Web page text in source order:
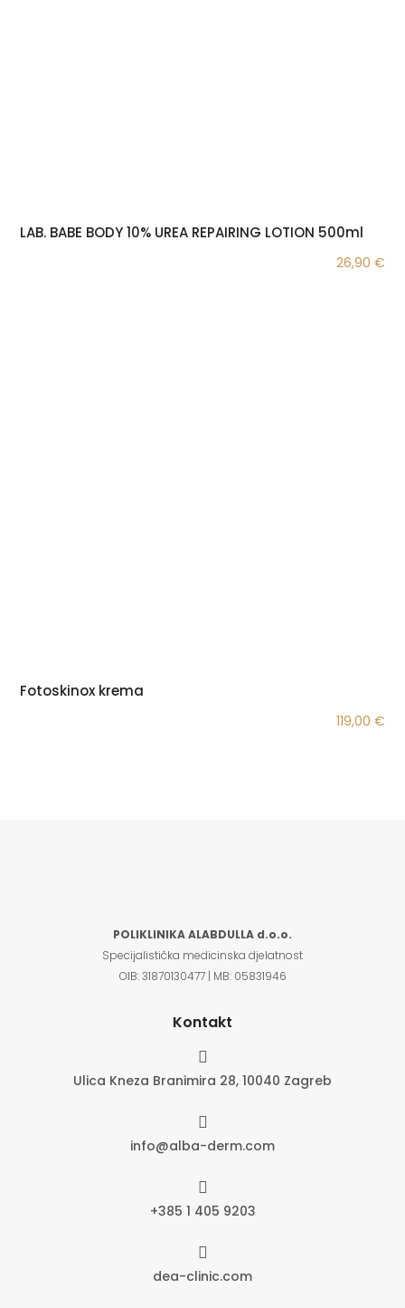
LAB. BABE BODY 10% UREA REPAIRING LOTION 500ml
26,90 €
Fotoskinox krema
119,00 €
POLIKLINIKA ALABDULLA d.o.o.
Specijalistička medicinska djelatnost
OIB:31870130477 | MB: 05831946
Kontakt

Ulica Kneza Branimira 28, 10040 Zagreb

info@alba-derm.com

+385 1 405 9203

dea-clinic.com